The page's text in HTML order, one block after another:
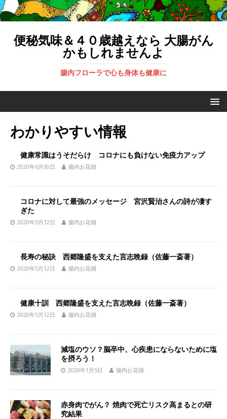
便秘気味＆４０歳越えなら 大腸がん
かもしれませんよ
腸内フローラで心も身体も健康に
わかりやすい情報
健康常識はうそだらけ コロナにも負けない免疫力アップ
2020年6月30日 腸内お花畑
コロナに対して最強のメッセージ 宮沢賢治さんの詩が凄す
ぎた
2020年5月12日 腸内お花畑
長寿の秘訣 西郷隆盛を支えた言志晩録（佐藤一斎著）
2020年5月12日 腸内お花畑
健康十訓 西郷隆盛を支えた言志晩録（佐藤一斎著）
2020年5月12日 腸内お花畑
減塩のウソ？脳卒中、心疾患にならないために塩
を摂ろう！
2020年1月5日 腸内お花畑
赤身肉でがん？ 焼肉で死亡リスク高まるとの研
究結果